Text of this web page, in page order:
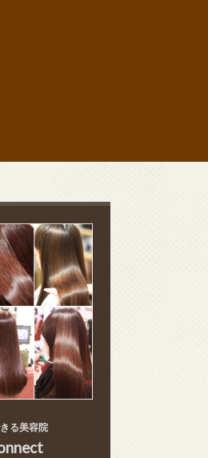
る美容院